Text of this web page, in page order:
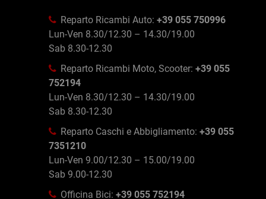
Reparto Ricambi Auto: +39 055 750996
Lun-Ven 8.30/12.30 – 14.30/19.00
Sab 8.30-12.30
Reparto Ricambi Moto, Scooter: +39 055
752194
Lun-Ven 8.30/12.30 – 14.30/19.00
Sab 8.30-12.30
Reparto Caschi e Abbigliamento: +39 055
7351210
Lun-Ven 9.00/12.30 – 15.00/19.00
Sab 9.00-12.30
Officina Bici: +39 055 752194